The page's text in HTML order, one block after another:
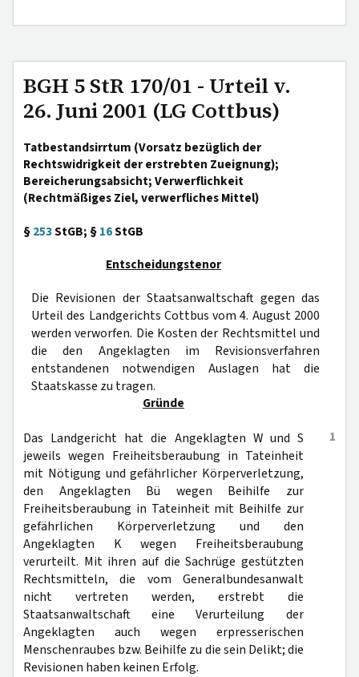
BGH 5 StR 170/01 - Urteil v.
26. Juni 2001 (LG Cottbus)
Tatbestandsirrtum (Vorsatz bezüglich der
Rechtswidrigkeit der erstrebten Zueignung);
Bereicherungsabsicht; Verwerflichkeit
(Rechtmäßiges Ziel, verwerfliches Mittel)
§253StGB; §16StGB
Entscheidungstenor
Die Revisionen der Staatsanwaltschaft gegen das
Urteil des Landgerichts Cottbus vom 4. August 2000
werden verworfen. Die Kosten der Rechtsmittel und
die den Angeklagten im Revisionsverfahren
entstandenen notwendigen Auslagen hat die
Staatskasse zu tragen.
Gründe
1
Das Landgericht hat die Angeklagten W und S
jeweils wegen Freiheitsberaubung in Tateinheit
mit Nötigung und gefährlicher Körperverletzung,
den Angeklagten Bü wegen Beihilfe zur
Freiheitsberaubung in Tateinheit mit Beihilfe zur
gefährlichen Körperverletzung und den
Angeklagten K wegen Freiheitsberaubung
verurteilt. Mit ihren auf die Sachrüge gestützten
Rechtsmitteln, die vom Generalbundesanwalt
nicht vertreten werden, erstrebt die
Staatsanwaltschaft eine Verurteilung der
Angeklagten auch wegen erpresserischen
Menschenraubes bzw. Beihilfe zu die sein Delikt; die
Revisionen haben keinen Erfolg.